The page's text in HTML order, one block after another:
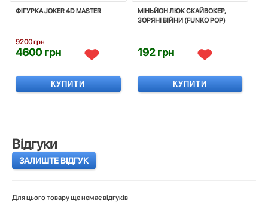
ФIГУРКА JOKER 4D MASTER
9200 грн
4600 грн
КУПИТИ
МІНЬЙОН ЛЮК СКАЙВОКЕР,
ЗОРЯНІ ВІЙНИ (FUNKO POP)
192 грн
КУПИТИ
Відгуки
ЗАЛИШТЕ ВІДГУК
Для цього товару ще немає відгуків